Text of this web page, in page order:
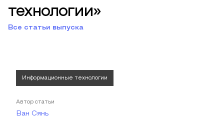
технологии»
Все статьи выпуска
Информационные технологии
Автор статьи
Ван Сянь